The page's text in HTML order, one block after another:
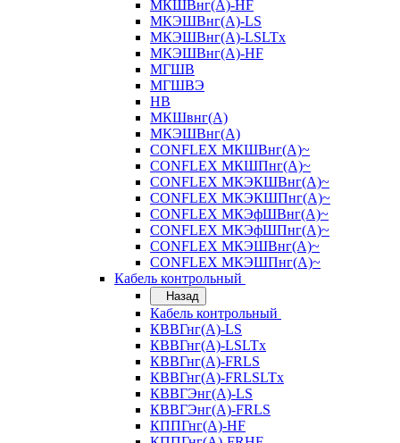
МКШВнг(А)-HF
МКЭШВнг(А)-LS
МКЭШВнг(A)-LSLTx
МКЭШВнг(А)-HF
МГШВ
МГШВЭ
НВ
МКШвнг(А)
МКЭШВнг(А)
CONFLEX МКШВнг(А)~
CONFLEX МКШПнг(А)~
CONFLEX МКЭКШВнг(А)~
CONFLEX МКЭКШПнг(А)~
CONFLEX МКЭфШВнг(А)~
CONFLEX МКЭфШПнг(А)~
CONFLEX МКЭШВнг(А)~
CONFLEX МКЭШПнг(А)~
Кабель контрольный
Назад
Кабель контрольный
КВВГнг(А)-LS
КВВГнг(А)-LSLTx
КВВГнг(А)-FRLS
КВВГнг(А)-FRLSLTx
КВВГЭнг(А)-LS
КВВГЭнг(А)-FRLS
КППГнг(А)-HF